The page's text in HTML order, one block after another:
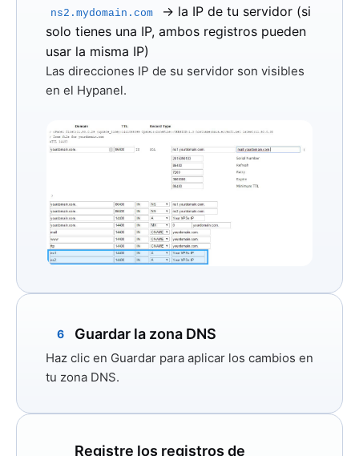
ns2.mydomain.com
→ la IP de tu servidor (si
solo tienes una IP, ambos registros pueden
usar la misma IP)
Las direcciones IP de su servidor son visibles
en el Hypanel.
6 Guardar la zona DNS
Haz clic en Guardar para aplicar los cambios en
tu zona DNS.
Registre los registros de